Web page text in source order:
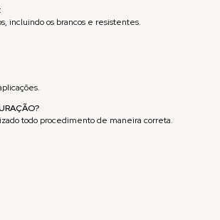
incluindo os brancos e resistentes.
todo procedimento de maneira correta.